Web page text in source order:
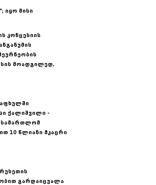
იყო მისი
კონცესიის
მოადგილედ,
ქალიშვილი -
10 წლიანი მკაცრი
გარდაიცვალა